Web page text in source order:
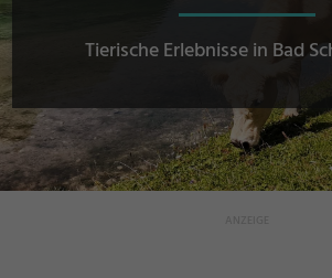
Tierische Erlebnisse in Bad